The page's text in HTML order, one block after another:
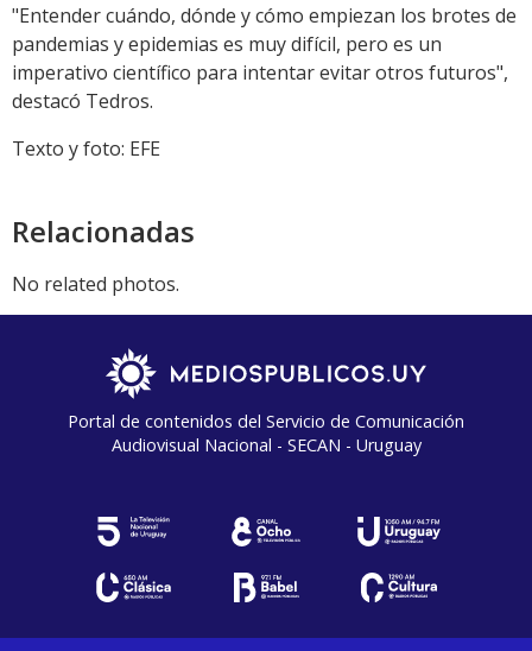
"Entender cuándo, dónde y cómo empiezan los brotes de
pandemias y epidemias es muy difícil, pero es un
imperativo científico para intentar evitar otros futuros",
destacó Tedros.
Texto y foto: EFE
Relacionadas
No related photos.
Portal de contenidos del Servicio de Comunicación
Audiovisual Nacional - SECAN - Uruguay